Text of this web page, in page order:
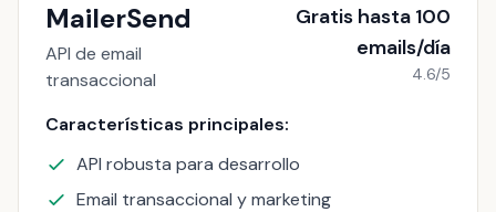
MailerSend
API de email
transaccional
Gratis hasta 100
emails/día
4.6/5
Características principales:
API robusta para desarrollo
Email transaccional y marketing